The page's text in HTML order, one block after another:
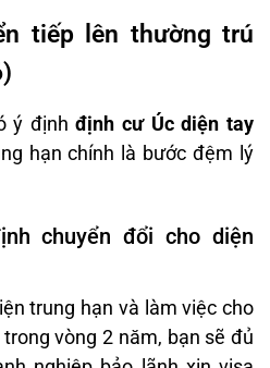
tiếp lên thường trú
ý địnhđịnh cư Úc diện tay
hạn chính là bước đệm lý
chuyển đổi cho diện
trung hạn và làm việc cho
vòng 2 năm, bạn sẽ đủ